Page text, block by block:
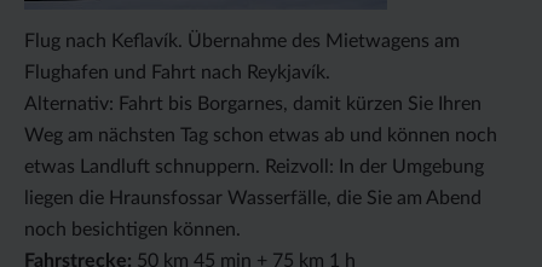
Flug nach Keflavík. Übernahme des Mietwagens am
Flughafen und Fahrt nach Reykjavík.
Alternativ: Fahrt bis Borgarnes, damit kürzen Sie Ihren
Weg am nächsten Tag schon etwas ab und können noch
etwas Landluft schnuppern. Reizvoll: In der Umgebung
liegen die Hraunsfossar Wasserfälle, die Sie am Abend
noch besichtigen können.
Fahrstrecke: 50 km 45 min + 75 km 1 h